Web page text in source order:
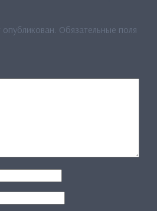
Обязательные поля